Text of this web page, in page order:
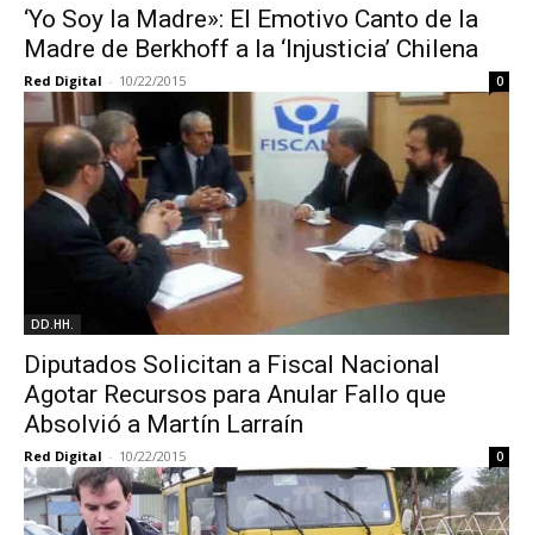
‘Yo Soy la Madre»: El Emotivo Canto de la
Madre de Berkhoff a la ‘Injusticia’ Chilena
Red Digital - 10/22/2015 0
DD.HH.
Diputados Solicitan a Fiscal Nacional
Agotar Recursos para Anular Fallo que
Absolvió a Martín Larraín
Red Digital - 10/22/2015 0